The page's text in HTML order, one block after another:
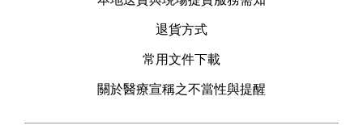
退貨方式
常用文件下載
關於醫療宣稱之不當性與提醒